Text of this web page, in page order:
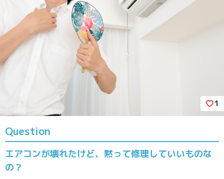
1
エアコンが壊れたけど、黙って修理していいものな
の？
Question